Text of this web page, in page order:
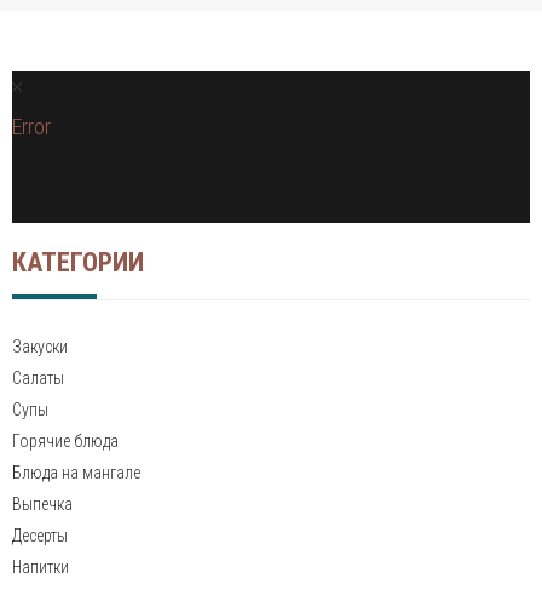
Error
КАТЕГОРИИ
Закуски
Салаты
Супы
Горячие блюда
Блюда на мангале
Выпечка
Десерты
Напитки